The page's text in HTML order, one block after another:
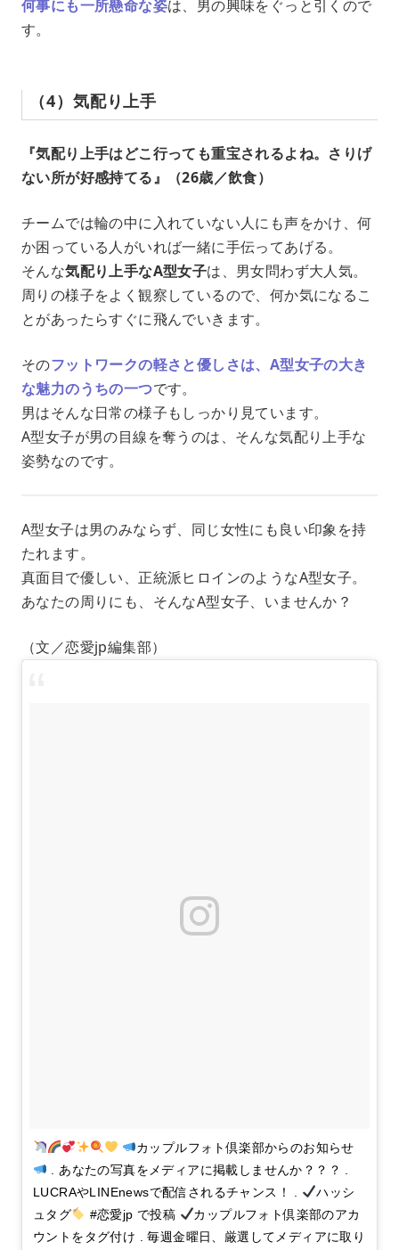
何事にも一所懸命な姿は、男の興味をぐっと引くので
す。
（4）気配り上手
『気配り上手はどこ行っても重宝されるよね。さりげ
ない所が好感持てる』（26歳／飲食）
チームでは輪の中に入れていない人にも声をかけ、何
か困っている人がいれば一緒に手伝ってあげる。
そんな気配り上手なA型女子は、男女問わず大人気。
周りの様子をよく観察しているので、何か気になるこ
とがあったらすぐに飛んでいきます。
そのフットワークの軽さと優しさは、A型女子の大き
な魅力のうちの一つです。
男はそんな日常の様子もしっかり見ています。
A型女子が男の目線を奪うのは、そんな気配り上手な
姿勢なのです。
A型女子は男のみならず、同じ女性にも良い印象を持
たれます。
真面目で優しい、正統派ヒロインのようなA型女子。
あなたの周りにも、そんなA型女子、いませんか？
（文／恋愛jp編集部）
カップルフォト倶楽部からのお知らせ
. あなたの写真をメディアに掲載しませんか？？？ .
LUCRAやLINEnewsで配信されるチャンス！ .
ハッシ
ュタグ
#恋愛jp で投稿
カップルフォト倶楽部のアカ
ウントをタグ付け . 毎週金曜日、厳選してメディアに取り